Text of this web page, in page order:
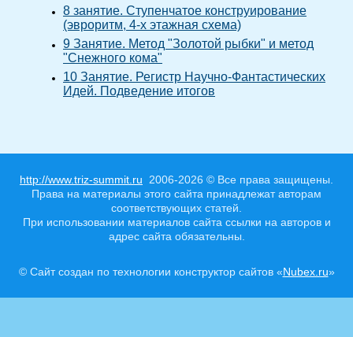
8 занятие. Ступенчатое конструирование
(эвроритм, 4-х этажная схема)
9 Занятие. Метод "Золотой рыбки" и метод
"Снежного кома"
10 Занятие. Регистр Научно-Фантастических
Идей. Подведение итогов
http://www.triz-summit.ru 2006-2026 © Все права защищены.
Права на материалы этого сайта принадлежат авторам
соответствующих статей.
При использовании материалов сайта ссылки на авторов и
адрес сайта обязательны.
© Сайт создан по технологии конструктор сайтов «Nubex.ru»